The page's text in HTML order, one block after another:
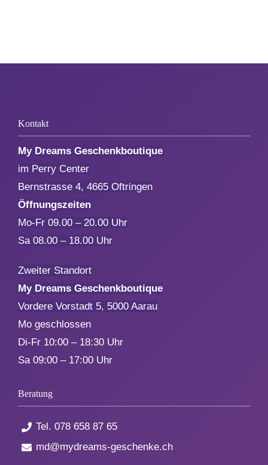
Silvester/Neujahr
Kontakt
Kontakt
My Dreams Geschenkboutique
im Perry Center
Bernstrasse 4, 4665 Oftringen
Öffnungszeiten
Mo-Fr 09.00 – 20.00 Uhr
Sa 08.00 – 18.00 Uhr
Zweiter Standort
My Dreams Geschenkboutique
Vordere Vorstadt 5, 5000 Aarau
Mo geschlossen
Di-Fr 10:00 – 18:30 Uhr
Sa 09:00 – 17:00 Uhr
Beratung
Tel. 078 658 87 65
md@mydreams-geschenke.ch